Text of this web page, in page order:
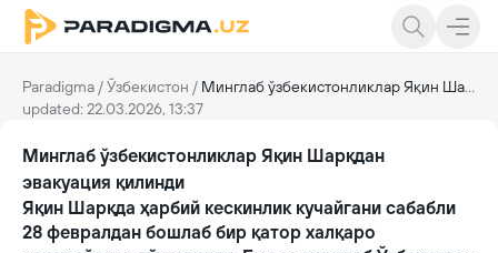
Paradigma /Ўзбекистон / Минглаб ўзбекистонликлар Яқин Шарқдан эвакуация қилинди
updated: 22.03.2026, 13:37
Минглаб ўзбекистонликлар Яқин Шарқдан
эвакуация қилинди
Яқин Шарқда ҳарбий кескинлик кучайгани сабабли
28 февралдан бошлаб бир қатор халқаро